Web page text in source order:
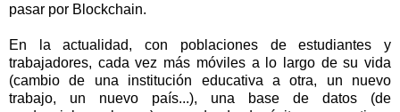
pasar por Blockchain.
En la actualidad, con poblaciones de estudiantes y
trabajadores, cada vez más móviles a lo largo de su vida
(cambio de una institución educativa a otra, un nuevo
trabajo, un nuevo país...), una base de datos (de